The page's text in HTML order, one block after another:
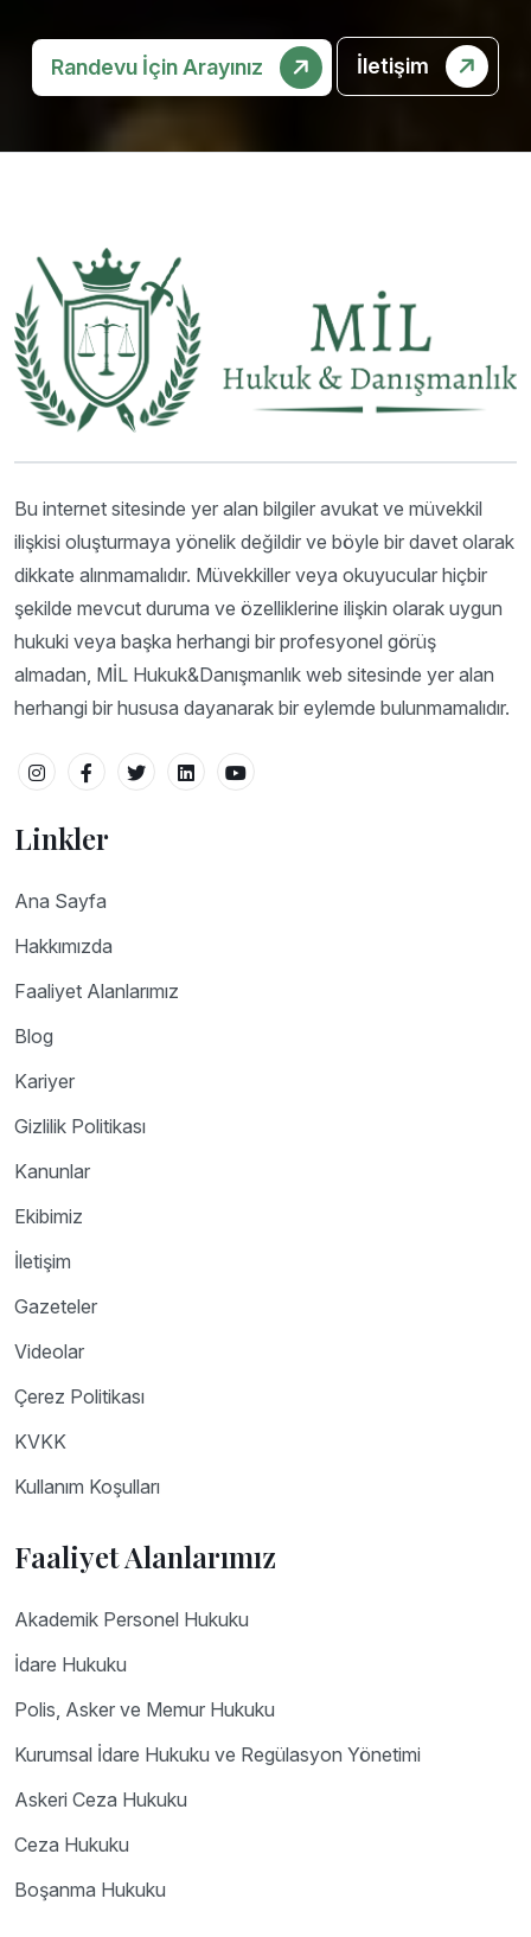
Randevu İçin Arayınız İletişim
Bu internet sitesinde yer alan bilgiler avukat ve müvekkil
ilişkisi oluşturmaya yönelik değildir ve böyle bir davet olarak
dikkate alınmamalıdır. Müvekkiller veya okuyucular hiçbir
şekilde mevcut duruma ve özelliklerine ilişkin olarak uygun
hukuki veya başka herhangi bir profesyonel görüş
almadan, MİL Hukuk&Danışmanlık web sitesinde yer alan
herhangi bir hususa dayanarak bir eylemde bulunmamalıdır.
Linkler
Ana Sayfa
Hakkımızda
Faaliyet Alanlarımız
Blog
Kariyer
Gizlilik Politikası
Kanunlar
Ekibimiz
İletişim
Gazeteler
Videolar
Çerez Politikası
KVKK
Kullanım Koşulları
Faaliyet Alanlarımız
Akademik Personel Hukuku
İdare Hukuku
Polis, Asker ve Memur Hukuku
Kurumsal İdare Hukuku ve Regülasyon Yönetimi
Askeri Ceza Hukuku
Ceza Hukuku
Boşanma Hukuku